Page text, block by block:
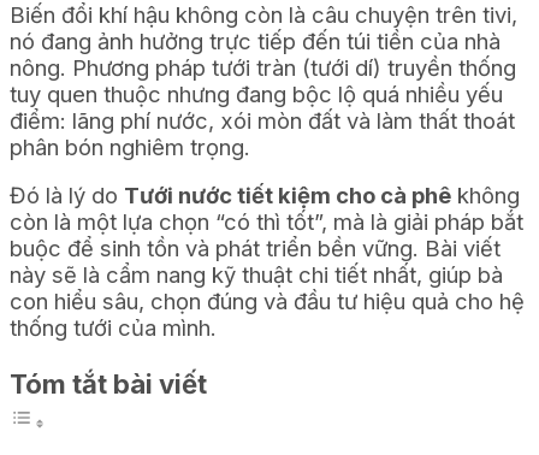
Biến đổi khí hậu không còn là câu chuyện trên tivi,
nó đang ảnh hưởng trực tiếp đến túi tiền của nhà
nông. Phương pháp tưới tràn (tưới dí) truyền thống
tuy quen thuộc nhưng đang bộc lộ quá nhiều yếu
điểm: lãng phí nước, xói mòn đất và làm thất thoát
phân bón nghiêm trọng.
Đó là lý do Tưới nước tiết kiệm cho cà phê không
còn là một lựa chọn “có thì tốt”, mà là giải pháp bắt
buộc để sinh tồn và phát triển bền vững. Bài viết
này sẽ là cẩm nang kỹ thuật chi tiết nhất, giúp bà
con hiểu sâu, chọn đúng và đầu tư hiệu quả cho hệ
thống tưới của mình.
Tóm tắt bài viết